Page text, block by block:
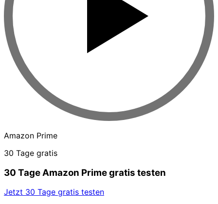
Amazon Prime
30 Tage gratis
30 Tage Amazon Prime gratis testen
Jetzt 30 Tage gratis testen